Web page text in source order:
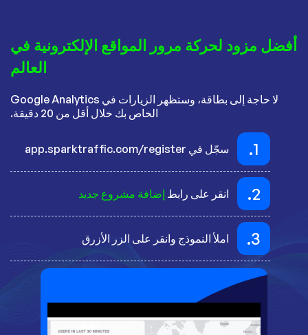
أفضل مزود لحركة مرور المواقع الإلكترونية في
العالم
لا حاجة إلى بطاقة، وستظهر الزيارات في Google Analytics
الخاص بك خلال أقل من 20 دقيقة.
1. سجّل في app.sparktraffic.com/register
2. انقر على رابط إضافة مشروع جديد
3. املأ النموذج وانقر على الزر الأزرق